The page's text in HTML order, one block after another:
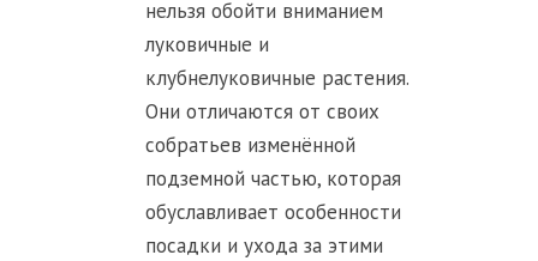
нельзя обойти вниманием
луковичные и
клубнелуковичные растения.
Они отличаются от своих
собратьев изменённой
подземной частью, которая
обуславливает особенности
посадки и ухода за этими